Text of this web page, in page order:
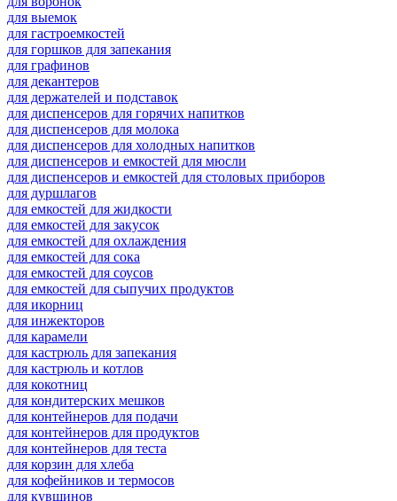
для выемок
для гастроемкостей
для горшков для запекания
для графинов
для декантеров
для держателей и подставок
для диспенсеров для горячих напитков
для диспенсеров для молока
для диспенсеров для холодных напитков
для диспенсеров и емкостей для мюсли
для диспенсеров и емкостей для столовых приборов
для дуршлагов
для емкостей для жидкости
для емкостей для закусок
для емкостей для охлаждения
для емкостей для сока
для емкостей для соусов
для емкостей для сыпучих продуктов
для икорниц
для инжекторов
для карамели
для кастрюль для запекания
для кастрюль и котлов
для кокотниц
для кондитерских мешков
для контейнеров для подачи
для контейнеров для продуктов
для контейнеров для теста
для корзин для хлеба
для кофейников и термосов
для кувшинов